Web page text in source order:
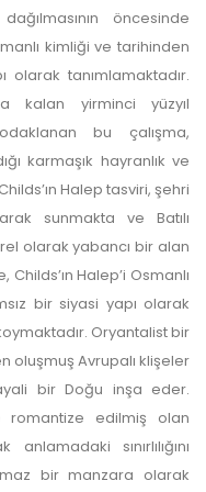
öncesinde
kimliği ve tarihinden
olarak tanımlamaktadır.
kalan yirminci yüzyıl
bu çalışma,
karmaşık hayranlık ve
Halep tasviri, şehri
sunmakta ve Batılı
olarak yabancı bir alan
Childs’ın Halep’i Osmanlı
bir siyasi yapı olarak
Oryantalist bir
oluşmuş Avrupalı klişeler
bir Doğu inşa eder.
romantize edilmiş olan
sınırlılığını
bir manzara olarak